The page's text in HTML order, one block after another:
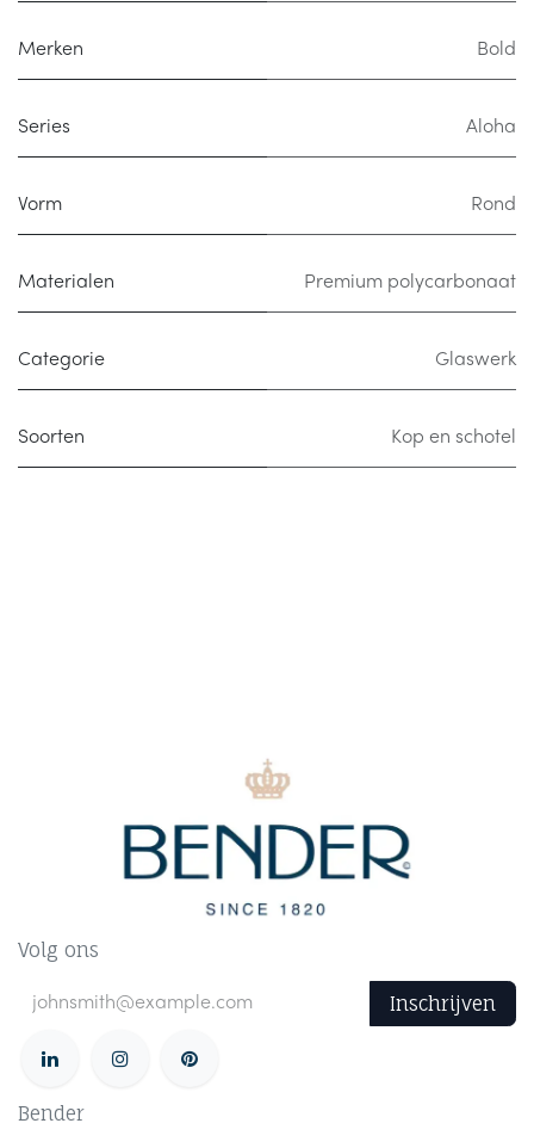
Merken Bold
Series Aloha
Vorm Rond
Materialen Premium polycarbonaat
Categorie Glaswerk
Soorten Kop en schotel
Volg ons
Inschrijven
Bender